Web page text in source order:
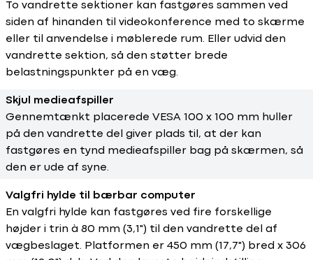
To vandrette sektioner kan fastgøres sammen ved
siden af hinanden til videokonference med to skærme
eller til anvendelse i møblerede rum. Eller udvid den
vandrette sektion, så den støtter brede
belastningspunkter på en væg.
Skjul medieafspiller
Gennemtænkt placerede VESA 100 x 100 mm huller
på den vandrette del giver plads til, at der kan
fastgøres en tynd medieafspiller bag på skærmen, så
den er ude af syne.
Valgfri hylde til bærbar computer
En valgfri hylde kan fastgøres ved fire forskellige
højder i trin à 80 mm (3,1") til den vandrette del af
vægbeslaget. Platformen er 450 mm (17,7") bred x 306